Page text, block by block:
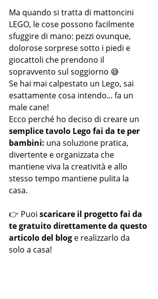
Ma quando si tratta di mattoncini
LEGO, le cose possono facilmente
sfuggire di mano: pezzi ovunque,
dolorose sorprese sotto i piedi e
giocattoli che prendono il
sopravvento sul soggiorno 😅
Se hai mai calpestato un Lego, sai
esattamente cosa intendo... fa un
male cane!
Ecco perché ho deciso di creare un
semplice tavolo Lego fai da te per
bambini: una soluzione pratica,
divertente e organizzata che
mantiene viva la creatività e allo
stesso tempo mantiene pulita la
casa.
👉 Puoi scaricare il progetto fai da
te gratuito direttamente da questo
articolo del blog e realizzarlo da
solo a casa!